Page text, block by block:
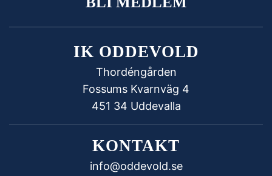
IK ODDEVOLD
Thordéngården
Fossums Kvarnväg 4
451 34 Uddevalla
KONTAKT
info@oddevold.se